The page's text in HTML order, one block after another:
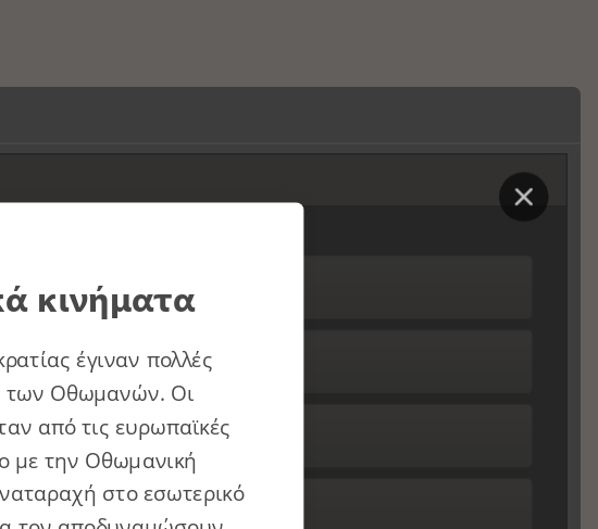
κινήματα
έγιναν πολλές
των Οθωμανών. Οι
από τις ευρωπαϊκές
με την Οθωμανική
στο εσωτερικό